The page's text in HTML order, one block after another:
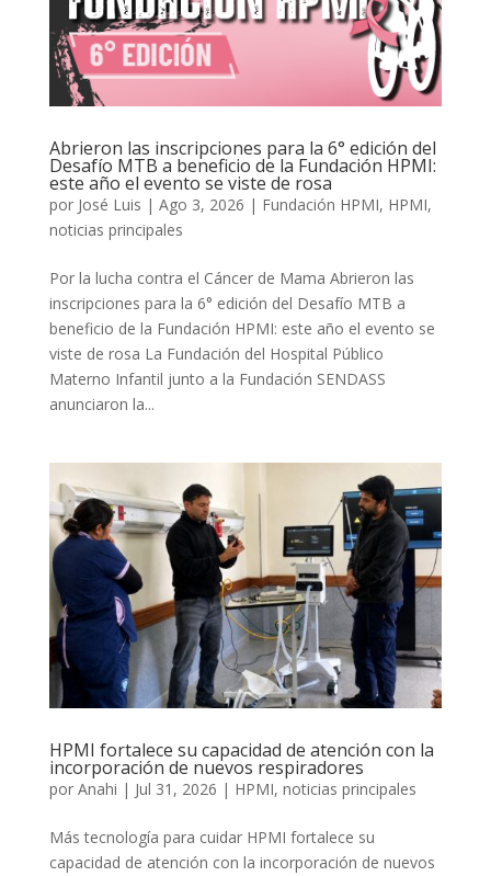
Abrieron las inscripciones para la 6° edición del
Desafío MTB a beneficio de la Fundación HPMI:
este año el evento se viste de rosa
por José Luis | Ago 3, 2026 | Fundación HPMI, HPMI,
noticias principales
Por la lucha contra el Cáncer de Mama Abrieron las
inscripciones para la 6° edición del Desafío MTB a
beneficio de la Fundación HPMI: este año el evento se
viste de rosa La Fundación del Hospital Público
Materno Infantil junto a la Fundación SENDASS
anunciaron la...
HPMI fortalece su capacidad de atención con la
incorporación de nuevos respiradores
por Anahi | Jul 31, 2026 | HPMI, noticias principales
Más tecnología para cuidar HPMI fortalece su
capacidad de atención con la incorporación de nuevos